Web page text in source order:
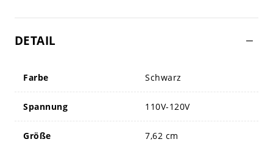
DETAIL
Farbe Schwarz
Spannung 110V-120V
Größe 7,62 cm